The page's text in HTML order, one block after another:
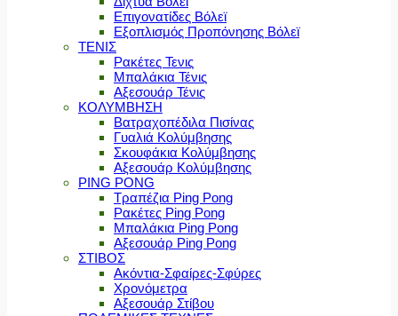
Επιγονατίδες Βόλεϊ
Εξοπλισμός Προπόνησης Βόλεϊ
ΤΕΝΙΣ
Ρακέτες Τενις
Μπαλάκια Τένις
Αξεσουάρ Τένις
ΚΟΛΥΜΒΗΣΗ
Βατραχοπέδιλα Πισίνας
Γυαλιά Κολύμβησης
Σκουφάκια Κολύμβησης
Αξεσουάρ Κολύμβησης
PING PONG
Τραπέζια Ping Pong
Ρακέτες Ping Pong
Μπαλάκια Ping Pong
Αξεσουάρ Ping Pong
ΣΤΙΒΟΣ
Ακόντια-Σφαίρες-Σφύρες
Χρονόμετρα
Αξεσουάρ Στίβου